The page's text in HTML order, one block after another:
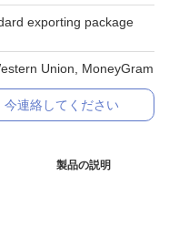
exporting package
Union, MoneyGram
今連絡してください
製品の説明